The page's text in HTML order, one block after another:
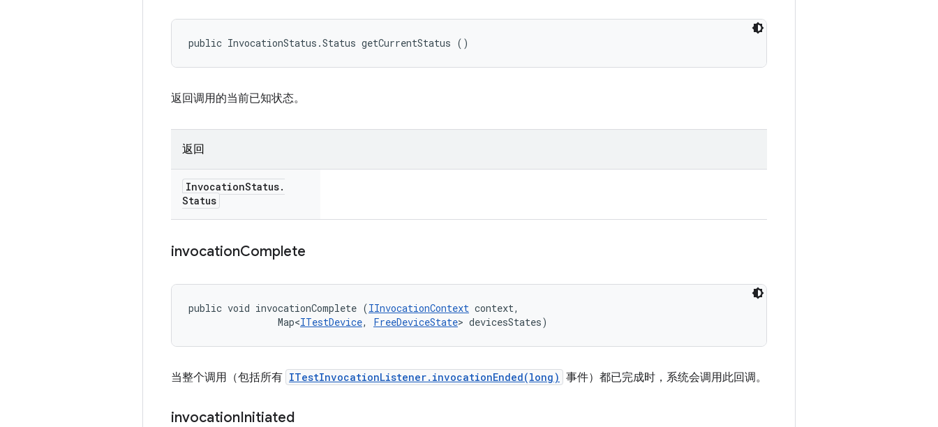
public InvocationStatus.Status getCurrentStatus ()
返回调用的当前已知状态。
返回
InvocationStatus.
Status
invocationComplete
public void invocationComplete (IInvocationContext context,
                Map<
ITestDevice, FreeDeviceState> devicesStates)
当整个调用（包括所有 ITestInvocationListener.invocationEnded(long) 事件）都已完成时，系统会调用此回调。
invocationInitiated